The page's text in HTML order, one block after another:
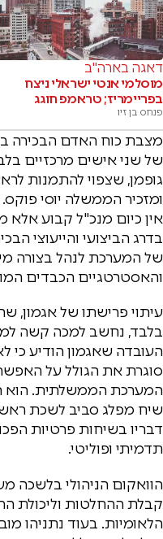
דאגה בארה"ב
מוסלמי אנטי ישראלי ניצח
בפריימריז; טראמפ חוגג
פנחס בן זיו
מצבת כוח האדם הבכירה
של שני אישים מרכזיים
גופמן, שצפוי להתמנות
ומזכיר הממשלה יוסי
אין כיום מנכ"ל קבוע
בדרג הביצועי והייעוצי
של המערכת לנהל בצורה
והאסטרטגיים הכבדים
עיתוי פרישתו של אגמון,
בלבד, נחשב למכה קשה
העובדה שאגמון הודיע כי
סוגרת את הגולל על
המערכת הממשלתית. הוא
שיח מפלג סביב לשכת
דבריו בשיחות פרטיות
תדמיתי ופוליטי.
הוואקום הניהולי בלשכה
קבלת ההחלטות וליכולת
הלאומיות. בעוד נתניהו